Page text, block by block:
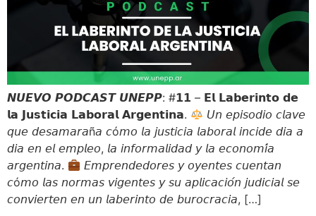
𝙉𝙐𝙀𝙑𝙊 𝙋𝙊𝘿𝘾𝘼𝙎𝙏 𝙐𝙉𝙀𝙋𝙋: #𝟭𝟭 – 𝗘𝗹 𝗟𝗮𝗯𝗲𝗿𝗶𝗻𝘁𝗼 𝗱𝗲
𝗹𝗮 𝗝𝘂𝘀𝘁𝗶𝗰𝗶𝗮 𝗟𝗮𝗯𝗼𝗿𝗮𝗹 𝗔𝗿𝗴𝗲𝗻𝘁𝗶𝗻𝗮.
𝘜𝘯 𝘦𝘱𝘪𝘴𝘰𝘥𝘪𝘰 𝘤𝘭𝘢𝘷𝘦
𝘲𝘶𝘦 𝘥𝘦𝘴𝘢𝘮𝘢𝘳𝘢ñ𝘢 𝘤ó𝘮𝘰 𝘭𝘢 𝘫𝘶𝘴𝘵𝘪𝘤𝘪𝘢 𝘭𝘢𝘣𝘰𝘳𝘢𝘭 𝘪𝘯𝘤𝘪𝘥𝘦 𝘥𝘪𝘢 𝘢
𝘥𝘪𝘢 𝘦𝘯 𝘦𝘭 𝘦𝘮𝘱𝘭𝘦𝘰, 𝘭𝘢 𝘪𝘯𝘧𝘰𝘳𝘮𝘢𝘭𝘪𝘥𝘢𝘥 𝘺 𝘭𝘢 𝘦𝘤𝘰𝘯𝘰𝘮𝘪́𝘢
𝘢𝘳𝘨𝘦𝘯𝘵𝘪𝘯𝘢.
𝘌𝘮𝘱𝘳𝘦𝘯𝘥𝘦𝘥𝘰𝘳𝘦𝘴 𝘺 𝘰𝘺𝘦𝘯𝘵𝘦𝘴 𝘤𝘶𝘦𝘯𝘵𝘢𝘯
𝘤ó𝘮𝘰 𝘭𝘢𝘴 𝘯𝘰𝘳𝘮𝘢𝘴 𝘷𝘪𝘨𝘦𝘯𝘵𝘦𝘴 𝘺 𝘴𝘶 𝘢𝘱𝘭𝘪𝘤𝘢𝘤𝘪𝘰́𝘯 𝘫𝘶𝘥𝘪𝘤𝘪𝘢𝘭 𝘴𝘦
𝘤𝘰𝘯𝘷𝘪𝘦𝘳𝘵𝘦𝘯 𝘦𝘯 𝘶𝘯 𝘭𝘢𝘣𝘦𝘳𝘪𝘯𝘵𝘰 𝘥𝘦 𝘣𝘶𝘳𝘰𝘤𝘳𝘢𝘤𝘪𝘢, […]